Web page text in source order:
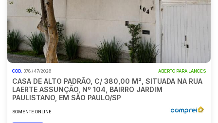
COD. 378 / 47/2026 ABERTO PARA LANCES
CASA DE ALTO PADRÃO, C/ 380,00 M², SITUADA NA RUA
LAERTE ASSUNÇÃO, Nº 104, BAIRRO JARDIM
PAULISTANO, EM SÃO PAULO/SP
SOMENTE ONLINE